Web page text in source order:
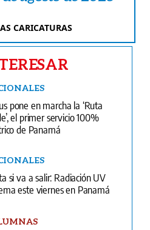
CARICATURAS
pone en marcha la ‘Ruta
el primer servicio 100%
de Panamá
si va a salir: Radiación UV
este viernes en Panamá